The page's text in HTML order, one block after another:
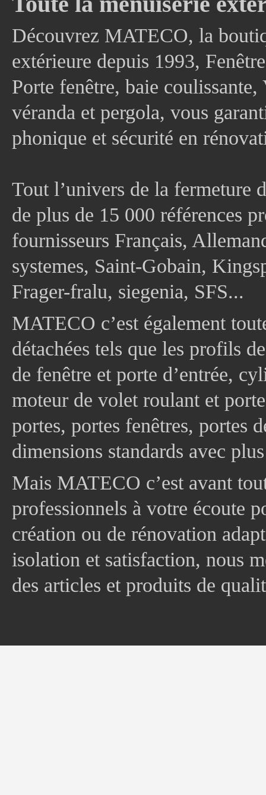
Découvrez MATECO, la
extérieure depuis 1993,
Porte fenêtre, baie
véranda et pergola, vous
phonique et sécurité en
Tout l’univers de la fermeture
de plus de 15 000 références
fournisseurs Français,
systemes, Saint-Gobain,
Frager-fralu, siegenia, SFS...
MATECO c’est également
détachées tels que les profils
de fenêtre et porte d’entrée,
moteur de volet roulant et
portes, portes fenêtres, portes
dimensions standards avec
Mais MATECO c’est avant
professionnels à votre écoute
création ou de rénovation
isolation et satisfaction, nous
des articles et produits de